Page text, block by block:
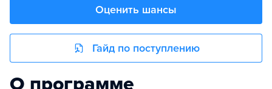
Оценить шансы
Гайд по поступлению
О программе